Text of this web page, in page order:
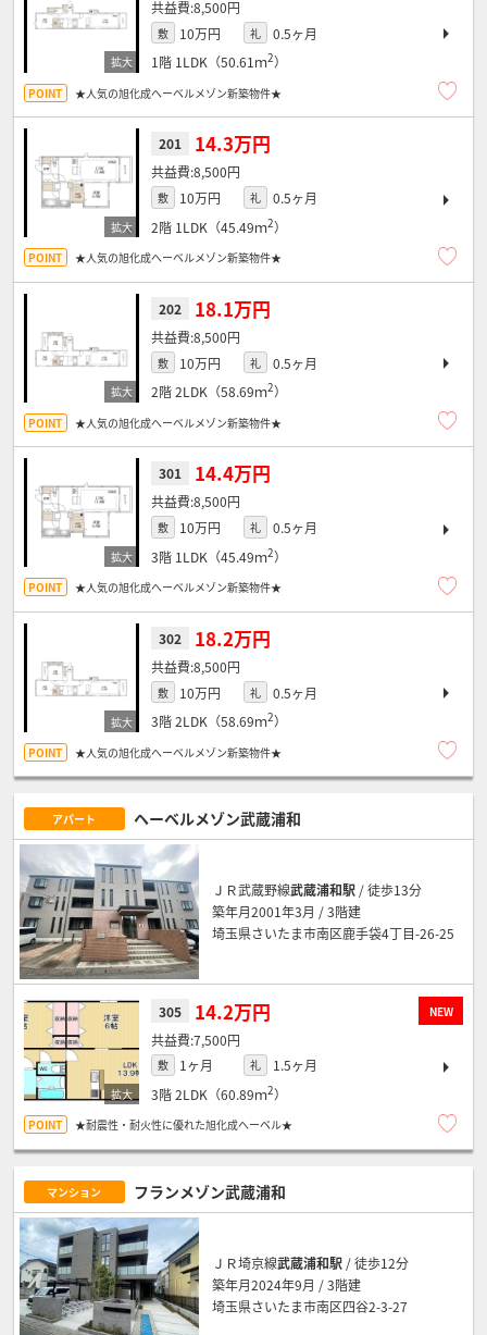
8,500円
敷 10万円 礼
0.5ヶ月
1階 1LDK（50.61ｍ2）
★人気の旭化成へーベルメゾン新築物件★
201 14.3万円
8,500円
敷 10万円 礼
0.5ヶ月
2階 1LDK（45.49ｍ2）
★人気の旭化成へーベルメゾン新築物件★
202 18.1万円
8,500円
敷 10万円 礼
0.5ヶ月
2階2LDK（58.69ｍ2）
★人気の旭化成へーベルメゾン新築物件★
301 14.4万円
8,500円
敷 10万円 礼
0.5ヶ月
3階 1LDK（45.49ｍ2）
★人気の旭化成へーベルメゾン新築物件★
302 18.2万円
8,500円
敷 10万円 礼
0.5ヶ月
3階2LDK（58.69ｍ2）
★人気の旭化成へーベルメゾン新築物件★
アパート ヘーベルメゾン武蔵浦和
ＪＲ武蔵野線武蔵浦和駅 / 徒歩13分
築年月2001年3月 / 3階建
埼玉県さいたま市南区鹿手袋4丁目-26-25
NEW
305 14.2万円
7,500円
敷 1ヶ月 礼
1.5ヶ月
3階2LDK（60.89ｍ2）
★耐震性・耐火性に優れた旭化成へーベル★
マンション フランメゾン武蔵浦和
ＪＲ埼京線武蔵浦和駅 / 徒歩12分
築年月2024年9月 / 3階建
埼玉県さいたま市南区四谷2-3-27